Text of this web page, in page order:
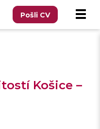
Pošli CV
Košice –